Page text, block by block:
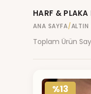
HARF & PLAKA
ANA SAYFA ALTIN
Toplam Ürün
%13